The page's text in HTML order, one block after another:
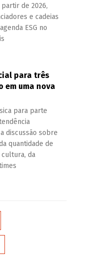
de 2026,
e cadeias
ESG no
para três
em uma nova
para parte
discussão sobre
quantidade de
da